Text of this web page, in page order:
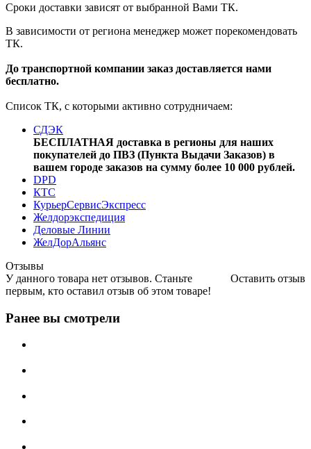
Сроки доставки зависят от выбранной Вами ТК.
В зависимости от региона менеджер может порекомендовать
ТК.
До транспортной компании заказ доставляется нами
бесплатно.
Список ТК, с которыми активно сотрудничаем:
СДЭК
БЕСПЛАТНАЯ доставка в регионы для наших
покупателей до ПВЗ (Пункта Выдачи Заказов) в
вашем городе заказов на сумму более 10 000 рублей.
DPD
КТС
КурьерСервисЭкспресс
Желдорэкспедиция
Деловые Линии
ЖелДорАльянс
Отзывы
Оставить отзыв
У данного товара нет отзывов. Станьте
первым, кто оставил отзыв об этом товаре!
Ранее вы смотрели